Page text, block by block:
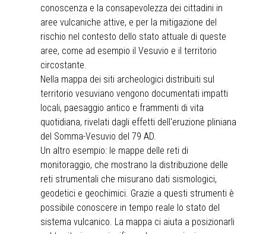
conoscenza e la consapevolezza dei cittadini in
aree vulcaniche attive, e per la mitigazione del
rischio nel contesto dello stato attuale di queste
aree, come ad esempio il Vesuvio e il territorio
circostante.
Nella mappa dei siti archeologici distribuiti sul
territorio vesuviano vengono documentati impatti
locali, paesaggio antico e frammenti di vita
quotidiana, rivelati dagli effetti dell'eruzione pliniana
del Somma-Vesuvio del 79 AD.
Un altro esempio: le mappe delle reti di
monitoraggio, che mostrano la distribuzione delle
reti strumentali che misurano dati sismologici,
geodetici e geochimici. Grazie a questi strumenti è
possibile conoscere in tempo reale lo stato del
sistema vulcanico. La mappa ci aiuta a posizionarli